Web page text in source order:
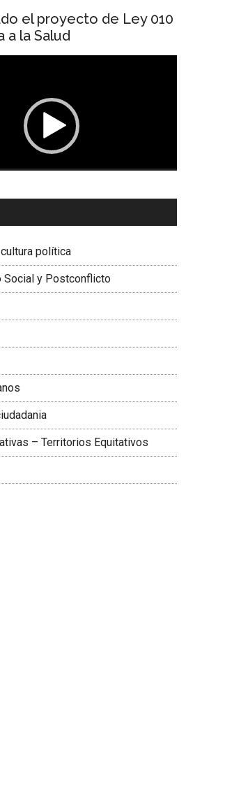
el proyecto de Ley 010
a la Salud
Mejía,
Sur, Vicepresidenta Federación
política
Social y Postconflicto
– Territorios Equitativos